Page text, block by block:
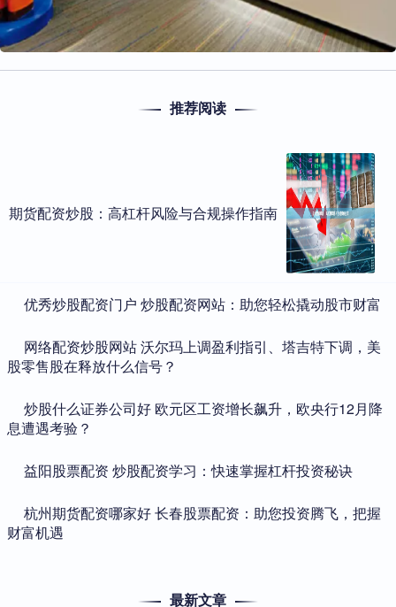
推荐阅读
期货配资炒股：高杠杆风险与合规操作指南
​优秀炒股配资门户 炒股配资网站：助您轻松撬动股市财富
​网络配资炒股网站 沃尔玛上调盈利指引、塔吉特下调，美
股零售股在释放什么信号？
​炒股什么证券公司好 欧元区工资增长飙升，欧央行12月降
息遭遇考验？
​益阳股票配资 炒股配资学习：快速掌握杠杆投资秘诀
​杭州期货配资哪家好 长春股票配资：助您投资腾飞，把握
财富机遇
最新文章